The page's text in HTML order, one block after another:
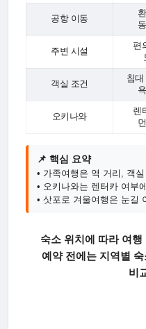
공항 이동
주변 시설
편
객실 조건
침대
오키나와
렌
📌 핵심 요약
• 가족여행은 역 거리, 객
• 오키나와는 렌터카 여부
• 삿포로 겨울여행은 눈길
숙소 위치에 따라 여
예약 전에는 지역별
비